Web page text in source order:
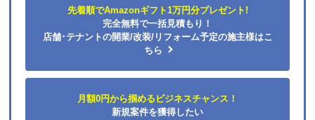
先着順でAmazonギフト1万円分プレゼント!
完全無料で一括見積もり！
店舗･テナントの開業/改装/リフォーム予定の施主様はこ
ちら
月額0円から掴めるビジネスチャンス！
新規案件を獲得したい